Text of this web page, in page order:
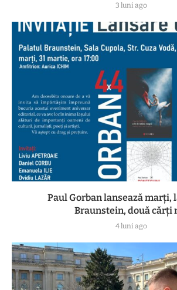
3 luni ago
Paul Gorban lansează marți,
Braunstein, două cărți
4 luni ago